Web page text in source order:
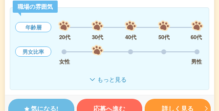
職場の雰囲気
年齢層
20代
30代 40代 50代
60代
男女比率
女性
男性
もっと見る
気になる! 応募へ進む 詳しく見る